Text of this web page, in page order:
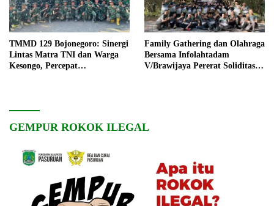
TMMD 129 Bojonegoro: Sinergi
Lintas Matra TNI dan Warga
Kesongo, Percepat
Family Gathering dan Olahraga
Bersama Infolahtadam
V/Brawijaya Pererat Soliditas
GEMPUR ROKOK ILEGAL